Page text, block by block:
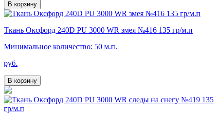
В корзину
Ткань Оксфорд 240D PU 3000 WR змея №416 135 гр/м.п
Минимальное количество: 50 м.п.
руб.
В корзину